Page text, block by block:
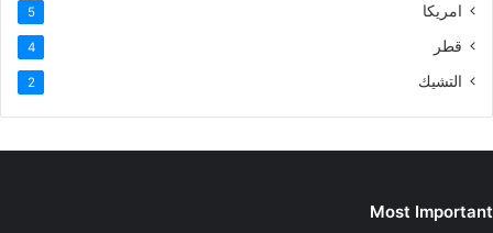
امريكا 5
قطر 4
التشيك 2
Most Important